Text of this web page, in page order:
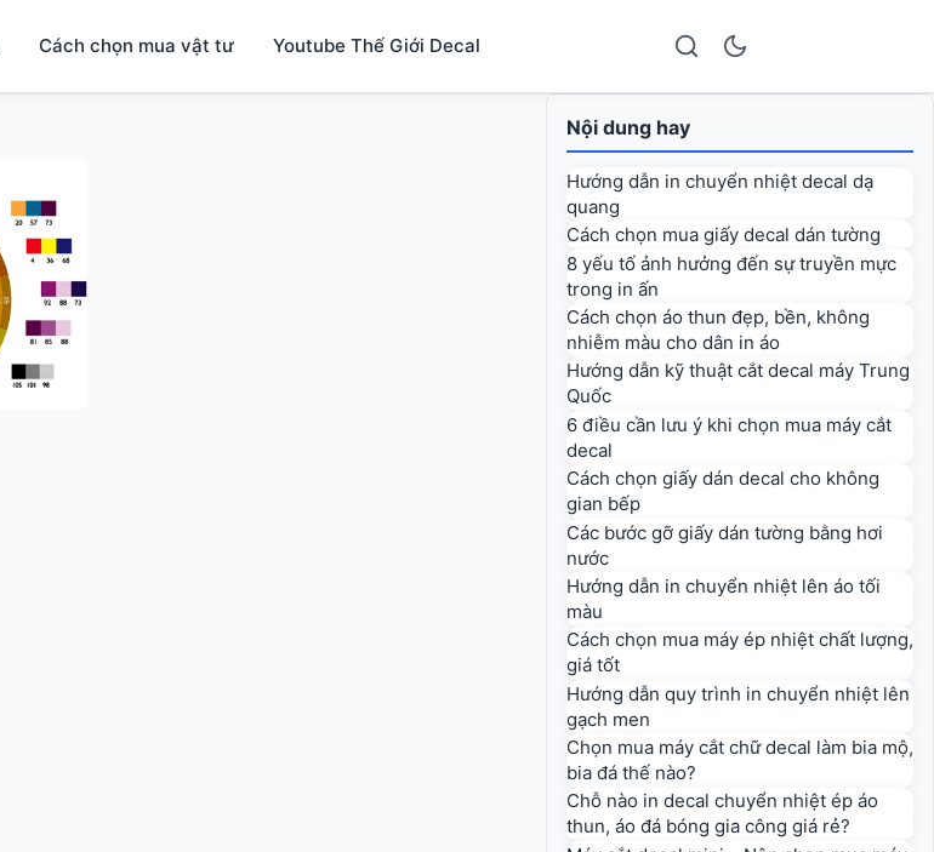
Cách chọn mua vật tư Youtube Thế Giới Decal
Nội dung hay
Hướng dẫn in chuyển nhiệt decal dạ
quang
Cách chọn mua giấy decal dán tường
8 yếu tố ảnh hưởng đến sự truyền mực
trong in ấn
Cách chọn áo thun đẹp, bền, không
nhiễm màu cho dân in áo
Hướng dẫn kỹ thuật cắt decal máy Trung
Quốc
6 điều cần lưu ý khi chọn mua máy cắt
decal
Cách chọn giấy dán decal cho không
gian bếp
Các bước gỡ giấy dán tường bằng hơi
nước
Hướng dẫn in chuyển nhiệt lên áo tối
màu
Cách chọn mua máy ép nhiệt chất lượng,
giá tốt
Hướng dẫn quy trình in chuyển nhiệt lên
gạch men
Chọn mua máy cắt chữ decal làm bia mộ,
bia đá thế nào?
Chỗ nào in decal chuyển nhiệt ép áo
thun, áo đá bóng gia công giá rẻ?